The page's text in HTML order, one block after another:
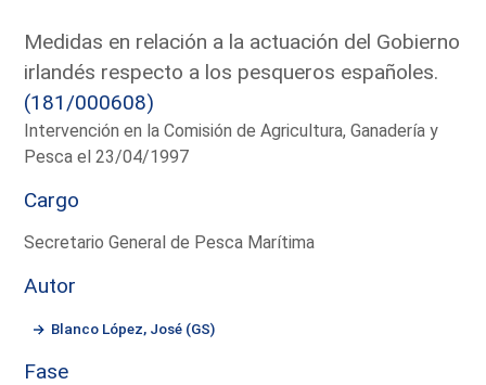
Medidas en relación a la actuación del Gobierno
irlandés respecto a los pesqueros españoles.
(181/000608)
Intervención en la Comisión de Agricultura, Ganadería y
Pesca el 23/04/1997
Cargo
Secretario General de Pesca Marítima
Autor
Blanco López, José (GS)
Fase